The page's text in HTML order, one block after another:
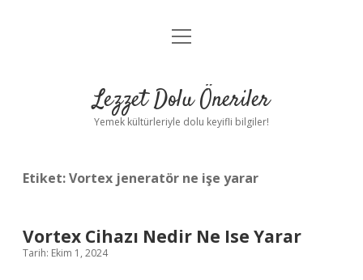
Anasayfa
Yasal Uyarı
menüyü
Lezzet Dolu Öneriler
Yemek kültürleriyle dolu keyifli bilgiler!
Etiket:Vortex jeneratör ne işe yarar
Vortex Cihazı Nedir Ne Ise Yarar
Tarih: Ekim 1, 2024